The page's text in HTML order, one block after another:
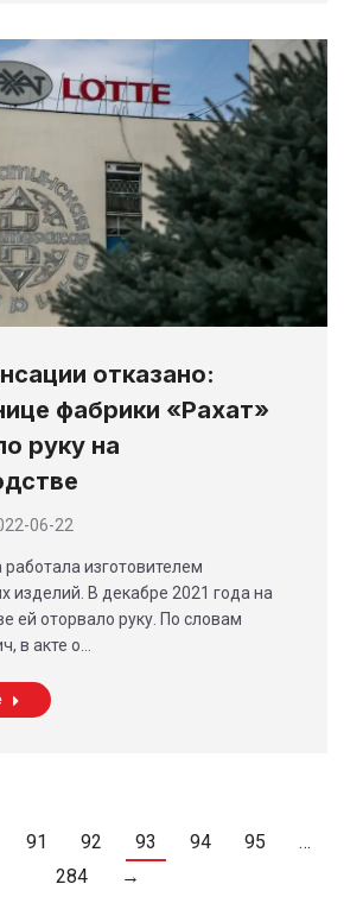
отказано:
фабрики «Рахат»
руку на
06-22
работала изготовителем
изделий. В декабре 2021 года на
ей оторвало руку. По словам
в акте о…
91 92 93 94 95
…
284
→